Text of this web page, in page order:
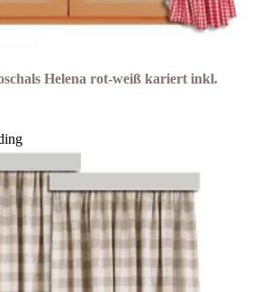
Helena rot-weiß kariert inkl.